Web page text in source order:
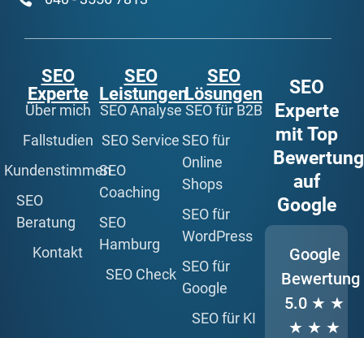
SEO
Experte
Über mich
Fallstudien
Kundenstimmen
SEO
Beratung
Kontakt
SEO
Leistungen
SEO Analyse
SEO Service
SEO
Coaching
SEO
Hamburg
SEO Check
SEO
Lösungen
SEO für B2B
SEO für
Online
Shops
SEO für
WordPress
SEO für
Google
SEO für KI
SEO
Experte
mit Top
auf
Google
Google
Bewertung
5.0 ★ ★
★ ★ ★